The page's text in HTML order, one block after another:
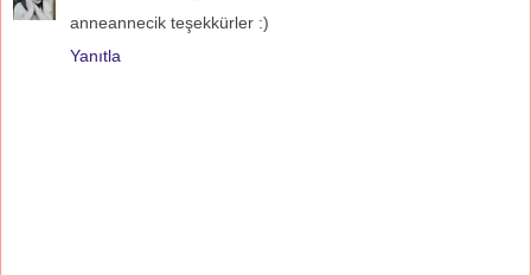
anneannecik teşekkürler :)
Yanıtla